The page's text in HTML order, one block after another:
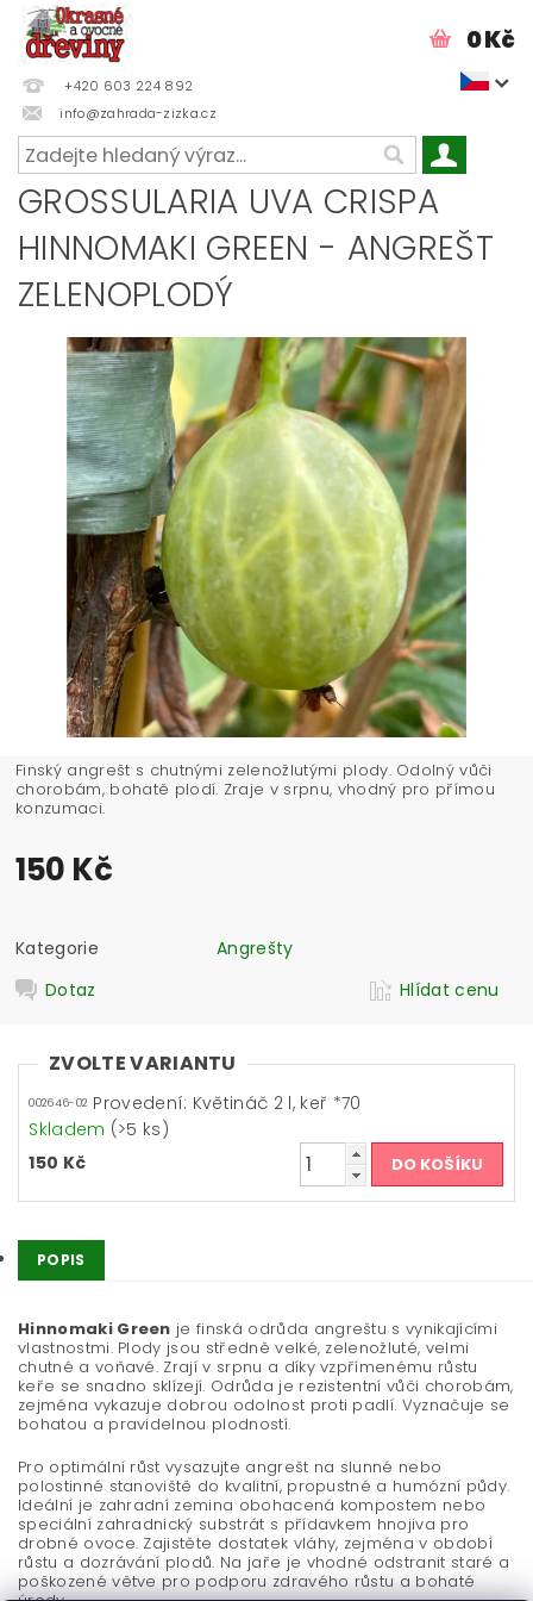
+420 603 224 892
info@zahrada-zizka.cz
0 Kč
GROSSULARIA UVA CRISPA
HINNOMAKI GREEN - ANGREŠT
ZELENOPLODÝ
Finský angrešt s chutnými zelenožlutými plody. Odolný vůči
chorobám, bohatě plodí. Zraje v srpnu, vhodný pro přímou
konzumaci.
150 Kč
Kategorie
Angrešty
Dotaz
Hlídat cenu
ZVOLTE VARIANTU
002646-02 Provedení: Květináč 2 l, keř *70
Skladem (>5 ks)
150 Kč
POPIS
Hinnomaki Green je finská odrůda angreštu s vynikajícími
vlastnostmi. Plody jsou středně velké, zelenožluté, velmi
chutné a voňavé. Zrají v srpnu a díky vzpřímenému růstu
keře se snadno sklízejí. Odrůda je rezistentní vůči chorobám,
zejména vykazuje dobrou odolnost proti padlí. Vyznačuje se
bohatou a pravidelnou plodností.
Pro optimální růst vysazujte angrešt na slunné nebo
polostinné stanoviště do kvalitní, propustné a humózní půdy.
Ideální je zahradní zemina obohacená kompostem nebo
speciální zahradnický substrát s přídavkem hnojiva pro
drobné ovoce. Zajistěte dostatek vláhy, zejména v období
růstu a dozrávání plodů. Na jaře je vhodné odstranit staré a
poškozené větve pro podporu zdravého růstu a bohaté